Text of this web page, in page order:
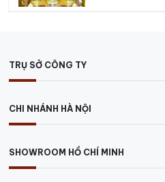
TRỤ SỞ CÔNG TY
CHI NHÁNH HÀ NỘI
SHOWROOM HỒ CHÍ MINH